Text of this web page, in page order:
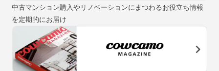
中古マンション購入やリノベーションにまつわるお役立ち情報
を定期的にお届け